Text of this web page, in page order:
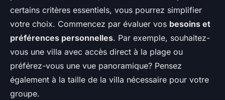
certains critères essentiels, vous pourrez simplifier
votre choix. Commencez par évaluer vos besoins et
préférences personnelles. Par exemple, souhaitez-
vous une villa avec accès direct à la plage ou
préférez-vous une vue panoramique? Pensez
également à la taille de la villa nécessaire pour votre
groupe.